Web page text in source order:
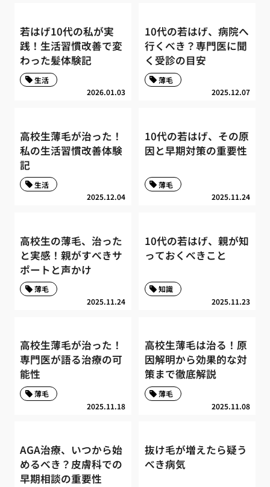
若はげ10代の私が実
践！生活習慣改善で変
わった髪体験記
2026.01.03
生活
10代の若はげ、病院へ
行くべき？専門医に聞
く受診の目安
2025.12.07
薄毛
高校生薄毛が治った！
私の生活習慣改善体験
記
2025.12.04
生活
10代の若はげ、その原
因と早期対策の重要性
2025.11.24
薄毛
高校生の薄毛、治った
と実感！親がすべきサ
ポートと声かけ
2025.11.24
薄毛
10代の若はげ、親が知
っておくべきこと
2025.11.23
知識
高校生薄毛が治った！
専門医が語る治療の可
能性
2025.11.18
薄毛
高校生薄毛は治る！原
因解明から効果的な対
策まで徹底解説
2025.11.08
薄毛
AGA治療、いつから始
めるべき？皮膚科での
早期相談の重要性
抜け毛が増えたら疑う
べき病気